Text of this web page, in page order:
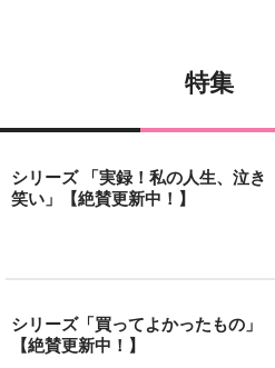
特集
シリーズ 「実録！私の人生、泣き
笑い」【絶賛更新中！】
シリーズ「買ってよかったもの」
【絶賛更新中！】